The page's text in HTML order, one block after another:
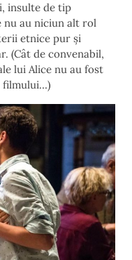
insulte de tip
nu au niciun alt rol
etnice pur și
(Cât de convenabil,
lui Alice nu au fost
filmului…)